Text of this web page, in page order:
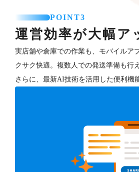
POINT3
運営効率が大幅ア
実店舗や倉庫での作業も、モバイルア
クサク快適。複数人での発送準備も行
さらに、最新AI技術を活用した便利機